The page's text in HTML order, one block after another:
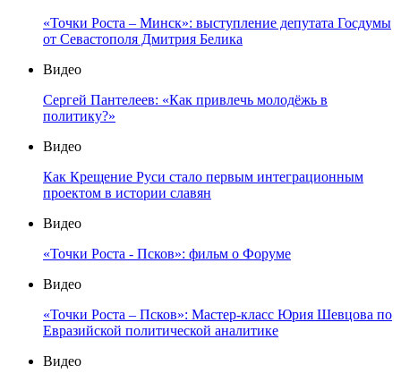
«Точки Роста – Минск»: выступление депутата Госдумы
от Севастополя Дмитрия Белика
Видео
Сергей Пантелеев: «Как привлечь молодёжь в
политику?»
Видео
Как Крещение Руси стало первым интеграционным
проектом в истории славян
Видео
«Точки Роста - Псков»: фильм о Форуме
Видео
«Точки Роста – Псков»: Мастер-класс Юрия Шевцова по
Евразийской политической аналитике
Видео